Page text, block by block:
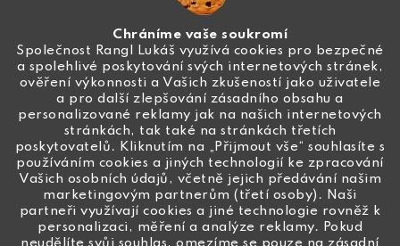
Chráníme vaše soukromí
Společnost Rangl Lukáš využívá cookies pro bezpečné
a spolehlivé poskytování svých internetových stránek,
ověření výkonnosti a Vašich zkušeností jako uživatele
a pro další zlepšování zásadního obsahu a
personalizované reklamy jak na našich internetových
stránkách, tak také na stránkách třetích
poskytovatelů. Kliknutím na „Přijmout vše“ souhlasíte s
používáním cookies a jiných technologií ke zpracování
Vašich osobních údajů, včetně jejich předávání našim
marketingovým partnerům (třetí osoby). Naši
partneři využívají cookies a jiné technologie rovněž k
personalizaci, měření a analýze reklamy. Pokud